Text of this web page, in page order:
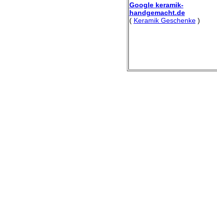
Google keramik-
handgemacht.de
( Keramik Geschenke)